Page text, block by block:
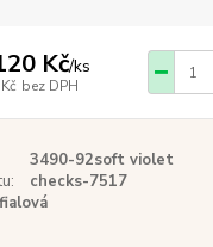
Kč/ks
bez DPH
3490-92soft violet
checks-7517
fialová